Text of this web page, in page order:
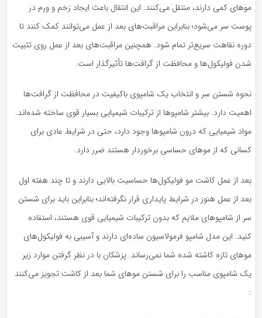
موهای کمی دارند، منتقل می‌کنند. این انتقال باعث ایجاد زخم و ورم در
پوست سر می‌شود؛ بنابراین مراقبت‌های بعد از عمل می‌توانند کمک کنند تا
دوره نقاهت سریع‌تر تمام شود. همچنین مراقبت‌های بعد از عمل روی تثبیت
شدن فولیکول‌ها و محافظت از گرافت‌ها تأثیرگذار است.
نحوه شستن سر و انتخاب یک شامپوی باکیفیت در محافظت از گرافت‌ها
اهمیت دارد. بیشتر شامپوها از ترکیبات شیمیایی بسیار قوی ساخته ‌شده‌اند.
مواد شیمیایی که درون شامپوها وجود دارد، حتی در شرایط عادی برای
کسانی که از موهای حساسی برخوردار هستند ضرر دارد.
بعد از عمل کاشت مو فولیکول‌ها حساسیت بالایی دارند و تا چند هفته اول
بعد از عمل هنوز در شرایط پایداری قرار نگرفته‌اند؛ بنابراین باید برای شستن
سر از شامپوهای ملایم که بدون ترکیبات شیمیایی قوی هستند، استفاده
کنید. این مدل شامپو فرمولاسیون ساده‌ای دارند و آسیبی به فولیکول‌های
موهای تازه کاشته شده شما نمی‌رساند. پزشکان با در نظر گرفتن موارد زیر
یک شامپوی مناسب را برای شستن موهای شما بعد از کاشت تجویز می‌کنند